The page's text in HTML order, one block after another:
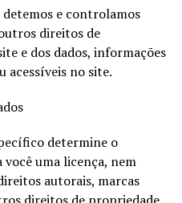
e controlamos
direitos de
e dos dados, informações
acessíveis no site.
determine o
uma licença, nem
autorais, marcas